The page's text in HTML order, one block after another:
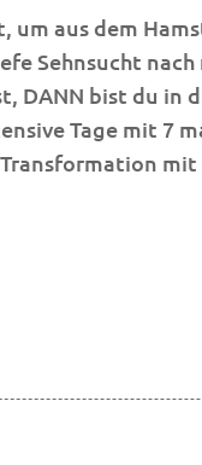
um aus dem
Sehnsucht
DANN bist du in
Tage mit 7
mit